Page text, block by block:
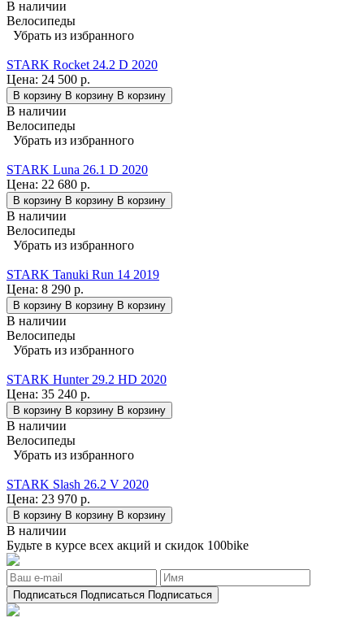
В наличии
Велосипеды
Убрать из избранного
STARK Rocket 24.2 D 2020
Цена: 24 500 р.
В корзину В корзину В корзину
В наличии
Велосипеды
Убрать из избранного
STARK Luna 26.1 D 2020
Цена: 22 680 р.
В корзину В корзину В корзину
В наличии
Велосипеды
Убрать из избранного
STARK Tanuki Run 14 2019
Цена: 8 290 р.
В корзину В корзину В корзину
В наличии
Велосипеды
Убрать из избранного
STARK Hunter 29.2 HD 2020
Цена: 35 240 р.
В корзину В корзину В корзину
В наличии
Велосипеды
Убрать из избранного
STARK Slash 26.2 V 2020
Цена: 23 970 р.
В корзину В корзину В корзину
В наличии
Будьте в курсе всех акций и скидок 100bike
Подписаться Подписаться Подписаться